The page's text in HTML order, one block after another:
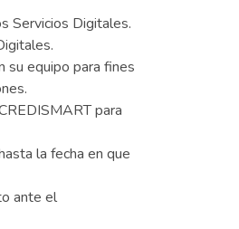
Servicios Digitales.
su equipo para fines
para
la fecha en que
ante el